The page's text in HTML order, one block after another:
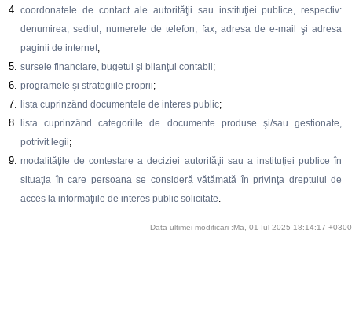
coordonatele de contact ale autorităţii sau instituţiei publice, respectiv:
denumirea, sediul, numerele de telefon, fax, adresa de e-mail şi adresa
paginii de internet;
sursele financiare, bugetul şi bilanţul contabil;
programele şi strategiile proprii;
lista cuprinzând documentele de interes public;
lista cuprinzând categoriile de documente produse şi/sau gestionate,
potrivit legii;
modalităţile de contestare a deciziei autorităţii sau a instituţiei publice în
situaţia în care persoana se consideră vătămată în privinţa dreptului de
acces la informaţiile de interes public solicitate.
Data ultimei modificari :Ma, 01 Iul 2025 18:14:17 +0300